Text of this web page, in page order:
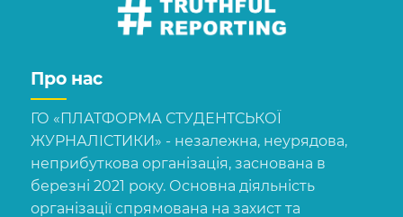
Про нас
ГО «ПЛАТФОРМА СТУДЕНТСЬКОЇ
ЖУРНАЛІСТИКИ» - незалежна, неурядова,
неприбуткова організація, заснована в
березні 2021 року. Основна діяльність
організації спрямована на захист та